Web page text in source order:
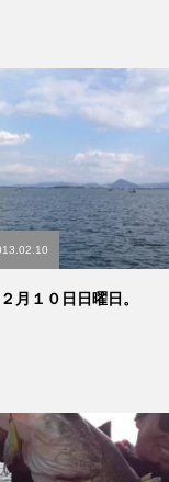
２月１０日日曜日。